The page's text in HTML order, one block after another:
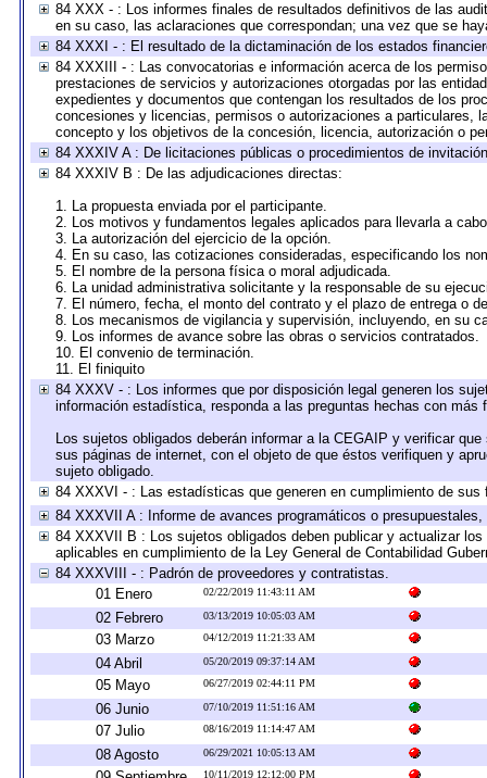
84 XXX - : Los informes finales de resultados definitivos de las
en su caso, las aclaraciones que correspondan; una vez que se
84 XXXI - : El resultado de la dictaminación de los estados
84 XXXIII - : Las convocatorias e información acerca de los
prestaciones de servicios y autorizaciones otorgadas por las
expedientes y documentos que contengan los resultados de los
concesiones y licencias, permisos o autorizaciones a particulares,
concepto y los objetivos de la concesión, licencia, autorización o
84 XXXIV A : De licitaciones públicas o procedimientos de
84 XXXIV B : De las adjudicaciones directas:
1. La propuesta enviada por el participante.
2. Los motivos y fundamentos legales aplicados para llevarla a
3. La autorización del ejercicio de la opción.
4. En su caso, las cotizaciones consideradas, especificando los
5. El nombre de la persona física o moral adjudicada.
6. La unidad administrativa solicitante y la responsable de su
7. El número, fecha, el monto del contrato y el plazo de entrega o
8. Los mecanismos de vigilancia y supervisión, incluyendo, en su
9. Los informes de avance sobre las obras o servicios contratados.
10. El convenio de terminación.
11. El finiquito
84 XXXV - : Los informes que por disposición legal generen los
información estadística, responda a las preguntas hechas con más
Los sujetos obligados deberán informar a la CEGAIP y verificar
sus páginas de internet, con el objeto de que éstos verifiquen y
sujeto obligado.
84 XXXVI - : Las estadísticas que generen en cumplimiento de
84 XXXVII A : Informe de avances programáticos o
84 XXXVII B : Los sujetos obligados deben publicar y actualizar
aplicables en cumplimiento de la Ley General de Contabilidad
84 XXXVIII - : Padrón de proveedores y contratistas.
01 Enero
02/22/2019 11:43:11 AM
02 Febrero 03/13/2019 10:05:03 AM
03 Marzo 04/12/2019 11:21:33 AM
04 Abril 05/20/2019 09:37:14 AM
05 Mayo 06/27/2019 02:44:11 PM
06 Junio 07/10/2019 11:51:16 AM
07 Julio 08/16/2019 11:14:47 AM
08 Agosto 06/29/2021 10:05:13 AM
10/11/2019 12:12:00 PM